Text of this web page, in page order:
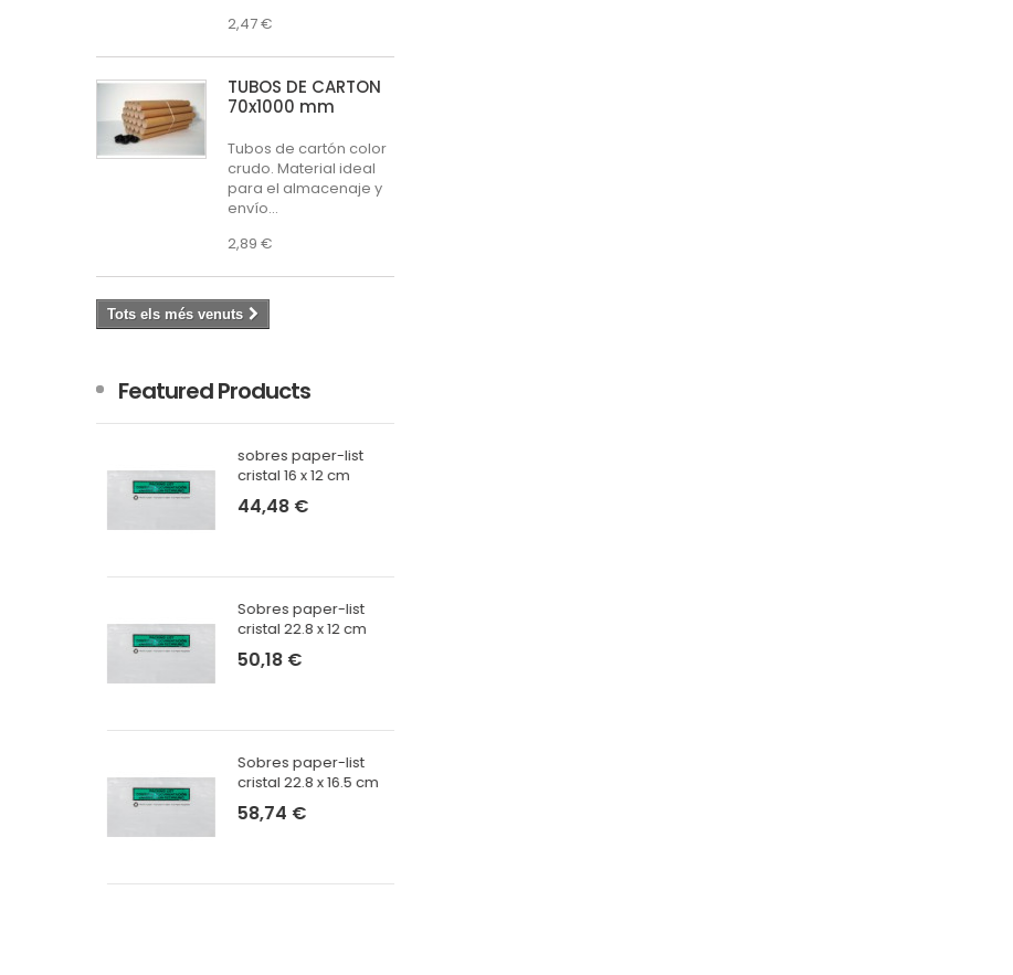
2,47 €
TUBOS DE CARTÓN
70x1000 mm
Tubos de cartón color
crudo. Material ideal
para el almacenaje y
envío...
2,89 €
Tots els més venuts
Featured Products
sobres paper-list
cristal 16 x 12 cm
44,48 €
Sobres paper-list
cristal 22.8 x 12 cm
50,18 €
Sobres paper-list
cristal 22.8 x 16.5 cm
58,74 €